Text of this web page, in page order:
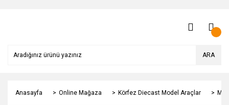
ARA
Anasayfa Online Mağaza Körfez Diecast Model Araçlar